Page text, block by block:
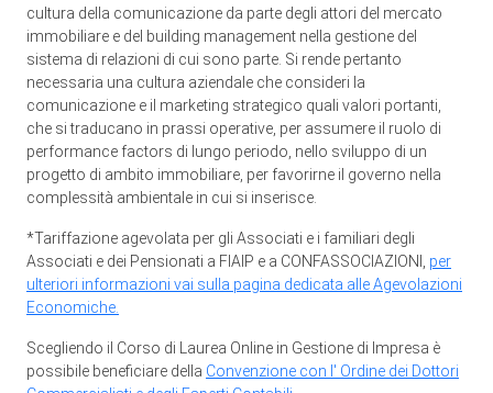
cultura della comunicazione da parte degli attori del mercato
immobiliare e del building management nella gestione del
sistema di relazioni di cui sono parte. Si rende pertanto
necessaria una cultura aziendale che consideri la
comunicazione e il marketing strategico quali valori portanti,
che si traducano in prassi operative, per assumere il ruolo di
performance factors di lungo periodo, nello sviluppo di un
progetto di ambito immobiliare, per favorirne il governo nella
complessità ambientale in cui si inserisce.
*Tariffazione agevolata per gli Associati e i familiari degli
Associati e dei Pensionati a FIAIP e a CONFASSOCIAZIONI, per
ulteriori informazioni vai sulla pagina dedicata alle Agevolazioni
Economiche.
Scegliendo il Corso di Laurea Online in Gestione di Impresa è
possibile beneficiare della Convenzione con l' Ordine dei Dottori